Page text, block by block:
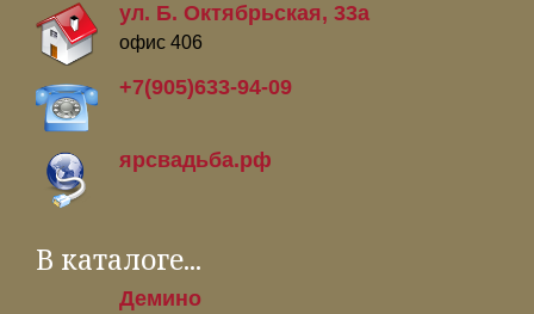
ул. Б. Октябрьская, 33а
офис 406
+7(905)633-94-09
ярсвадьба.рф
В каталоге...
Демино